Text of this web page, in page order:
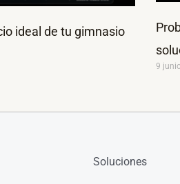
ideal de tu gimnasio
9
Soluciones